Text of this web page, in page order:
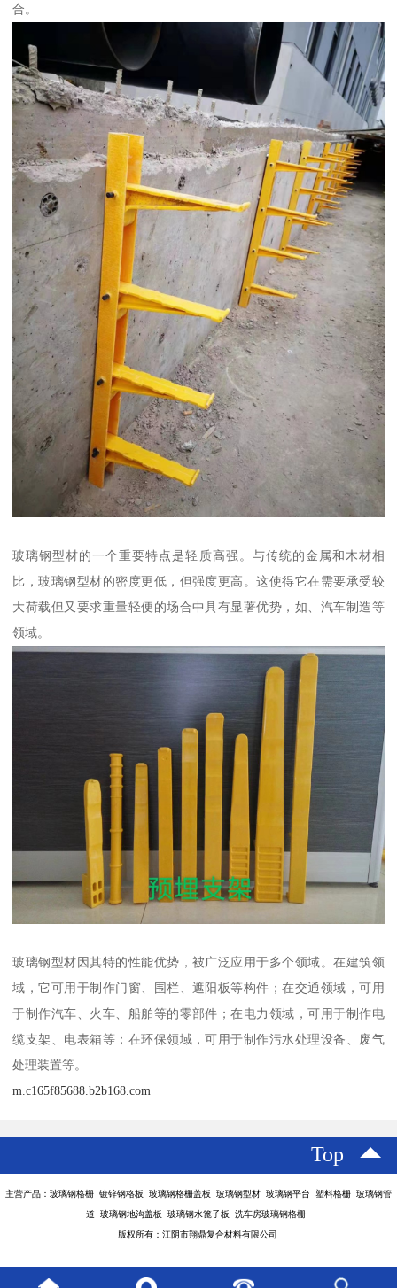
合。
玻璃钢型材的一个重要特点是轻质高强。与传统的金属和木材相
比，玻璃钢型材的密度更低，但强度更高。这使得它在需要承受较
大荷载但又要求重量轻便的场合中具有显著优势，如、汽车制造等
领域。
玻璃钢型材因其特的性能优势，被广泛应用于多个领域。在建筑领
域，它可用于制作门窗、围栏、遮阳板等构件；在交通领域，可用
于制作汽车、火车、船舶等的零部件；在电力领域，可用于制作电
缆支架、电表箱等；在环保领域，可用于制作污水处理设备、废气
处理装置等。
m.c165f85688.b2b168.com
Top
主营产品：玻璃钢格栅 镀锌钢格板 玻璃钢格栅盖板 玻璃钢型材 玻璃钢平台 塑料格栅 玻璃钢管
道 玻璃钢地沟盖板 玻璃钢水篦子板 洗车房玻璃钢格栅
版权所有：江阴市翔鼎复合材料有限公司